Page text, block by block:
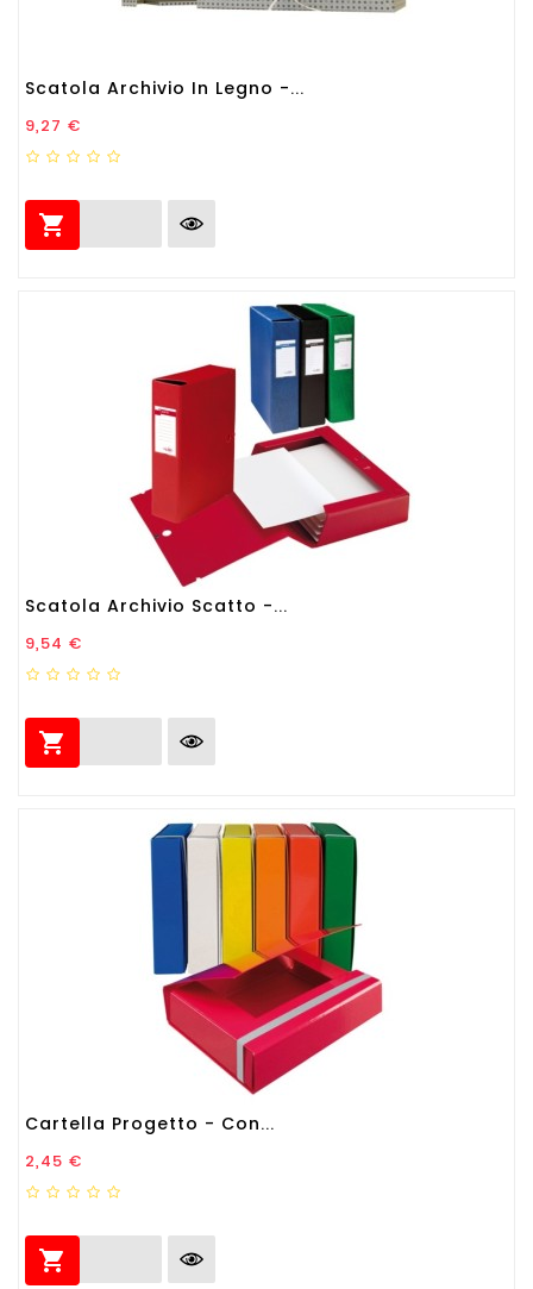
Scatola Archivio In Legno -...
Prezzo
9,27 €

Scatola Archivio Scatto -...
Prezzo
9,54 €

Cartella Progetto - Con...
Prezzo
2,45 €
